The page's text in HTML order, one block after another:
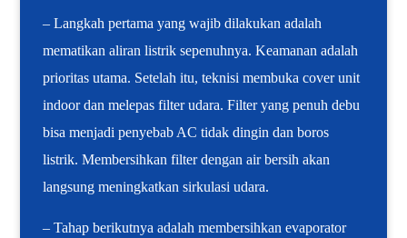
– Langkah pertama yang wajib dilakukan adalah
mematikan aliran listrik sepenuhnya. Keamanan adalah
prioritas utama. Setelah itu, teknisi membuka cover unit
indoor dan melepas filter udara. Filter yang penuh debu
bisa menjadi penyebab AC tidak dingin dan boros
listrik. Membersihkan filter dengan air bersih akan
langsung meningkatkan sirkulasi udara.
– Tahap berikutnya adalah membersihkan evaporator